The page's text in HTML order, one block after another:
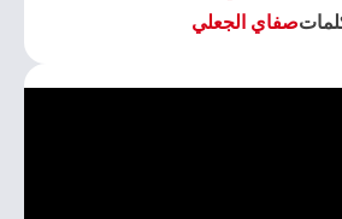
صفاي الجعلي